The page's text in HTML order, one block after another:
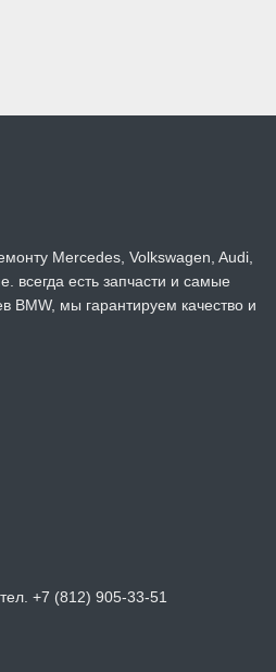
Mercedes, Volkswagen, Audi,
всегда есть запчасти и самые
BMW, мы гарантируем качество и
+7 (812) 905-33-51